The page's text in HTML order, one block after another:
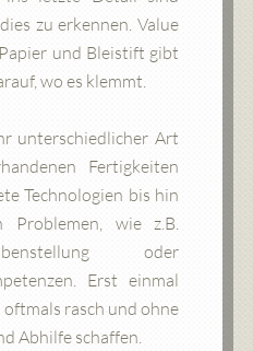
zu erkennen. Value
und Bleistift gibt
wo es klemmt.
unterschiedlicher Art
Fertigkeiten
Technologien bis hin
Problemen, wie z.B.
oder
Erst einmal
rasch und ohne
Abhilfe schaffen.